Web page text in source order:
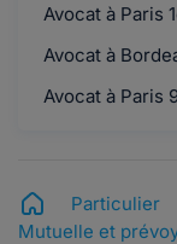
Avocat à Paris
Avocat à
Avocat à Paris
Particulier
Mutuelle et